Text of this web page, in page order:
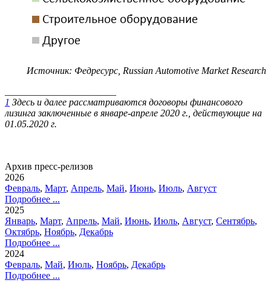
Источник: Федресурс , Russian Automotive Market Research
1 Здесь и далее рассматриваются договоры финансового
лизинга заключенные в январе-апреле 2020 г., действующие на
01.05.2020 г.
Архив пресс-релизов
2026
Февраль, Март, Апрель, Май, Июнь, Июль, Август
Подробнее ...
2025
Январь, Март, Апрель, Май, Июнь, Июль, Август, Сентябрь,
Октябрь, Ноябрь, Декабрь
Подробнее ...
2024
Февраль, Май, Июль, Ноябрь, Декабрь
Подробнее ...